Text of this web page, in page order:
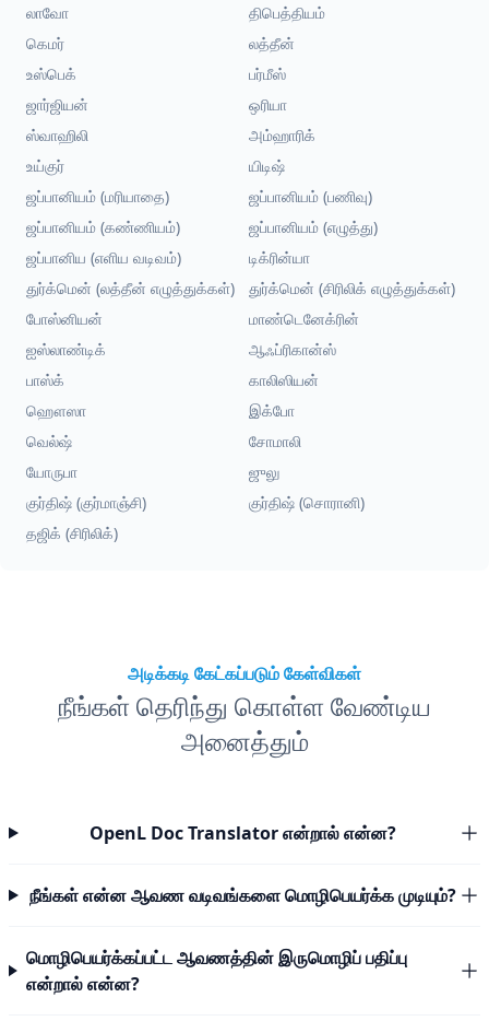
லாவோ
திபெத்தியம்
கெமர்
லத்தீன்
உஸ்பெக்
பர்மீஸ்
ஜார்ஜியன்
ஒரியா
ஸ்வாஹிலி
அம்ஹாரிக்
உய்குர்
யிடிஷ்
ஜப்பானியம் (மரியாதை)
ஜப்பானியம் (பணிவு)
ஜப்பானியம் (கண்ணியம்)
ஜப்பானியம் (எழுத்து)
ஜப்பானிய (எளிய வடிவம்)
டிக்ரின்யா
துர்க்மென் (லத்தீன் எழுத்துக்கள்)
துர்க்மென் (சிரிலிக் எழுத்துக்கள்)
போஸ்னியன்
மாண்டெனேக்ரின்
ஐஸ்லாண்டிக்
ஆஃப்ரிகான்ஸ்
பாஸ்க்
காலிஸியன்
ஹௌஸா
இக்போ
வெல்ஷ்
சோமாலி
யோருபா
ஜுலு
குர்திஷ் (குர்மாஞ்சி)
குர்திஷ் (சொரானி)
தஜிக் (சிரிலிக்)
அடிக்கடி கேட்கப்படும் கேள்விகள்
நீங்கள் தெரிந்து கொள்ள வேண்டிய
அனைத்தும்
OpenL Doc Translator என்றால் என்ன?
நீங்கள் என்ன ஆவண வடிவங்களை மொழிபெயர்க்க முடியும்?
மொழிபெயர்க்கப்பட்ட ஆவணத்தின் இருமொழிப் பதிப்பு
என்றால் என்ன?